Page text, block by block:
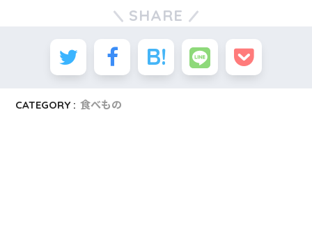
SHARE
CATEGORY : 食べもの